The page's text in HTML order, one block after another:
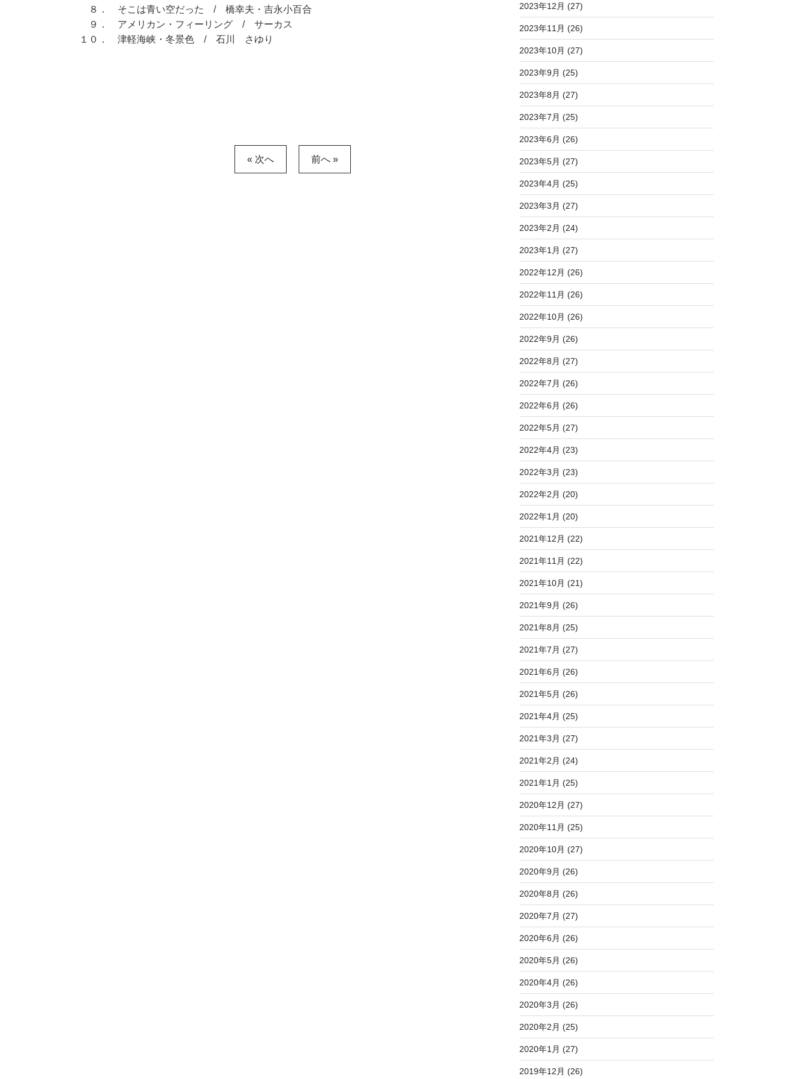
８． そこは青い空だった / 橋幸夫・吉永小百合
９． アメリカン・フィーリング / サーカス
１０． 津軽海峡・冬景色 / 石川 さゆり
« 次へ 前へ »
2023年12月 (27)
2023年11月 (26)
2023年10月 (27)
2023年9月 (25)
2023年8月 (27)
2023年7月 (25)
2023年6月 (26)
2023年5月 (27)
2023年4月 (25)
2023年3月 (27)
2023年2月 (24)
2023年1月 (27)
2022年12月 (26)
2022年11月 (26)
2022年10月 (26)
2022年9月 (26)
2022年8月 (27)
2022年7月 (26)
2022年6月 (26)
2022年5月 (27)
2022年4月 (23)
2022年3月 (23)
2022年2月 (20)
2022年1月 (20)
2021年12月 (22)
2021年11月 (22)
2021年10月 (21)
2021年9月 (26)
2021年8月 (25)
2021年7月 (27)
2021年6月 (26)
2021年5月 (26)
2021年4月 (25)
2021年3月 (27)
2021年2月 (24)
2021年1月 (25)
2020年12月 (27)
2020年11月 (25)
2020年10月 (27)
2020年9月 (26)
2020年8月 (26)
2020年7月 (27)
2020年6月 (26)
2020年5月 (26)
2020年4月 (26)
2020年3月 (26)
2020年2月 (25)
2020年1月 (27)
2019年12月 (26)